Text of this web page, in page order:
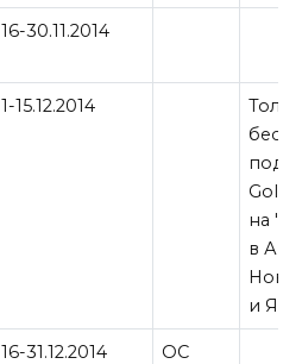
16-30.11.2014
1-15.12.2014
Gold.
на
в
и
16-31.12.2014 ОС